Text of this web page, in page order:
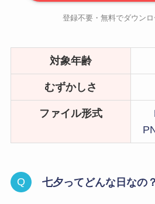
登録不要・無料でダウン
対象年齢
むずかしさ
ファイル形式
七夕ってどんな日なの？